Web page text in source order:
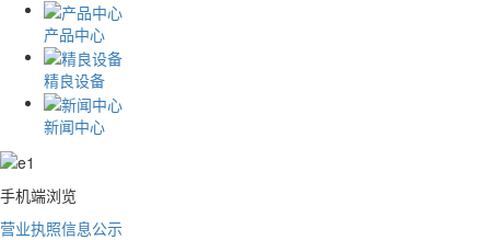
产品中心
精良设备
新闻中心
手机端浏览
营业执照信息公示